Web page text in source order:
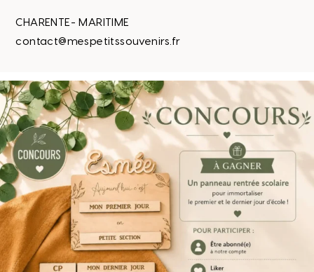
CHARENTE- MARITIME
contact@mespetitssouvenirs.fr